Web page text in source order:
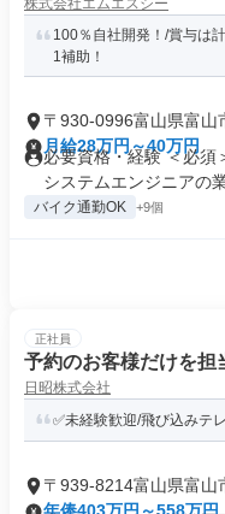
株式会社エムエスシー
100％自社開発！/賞与は
1補助！
〒930-0996富山県富山
月給28万円～40万円
必要資格・経験 ＜必須
システムエンジニアの業
バイク通勤OK +9個
正社員
予約のお客様だけを担
日昭株式会社
✅未経験歓迎/飛び込みテ
〒939-8214富山県富山